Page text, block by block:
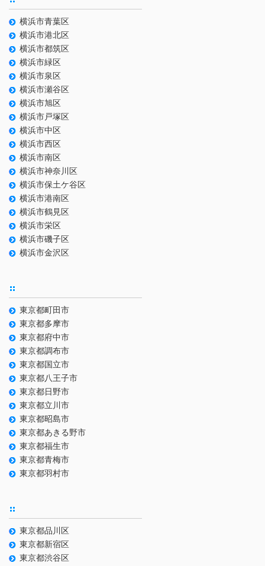
横浜市青葉区
横浜市港北区
横浜市都筑区
横浜市緑区
横浜市泉区
横浜市瀬谷区
横浜市旭区
横浜市戸塚区
横浜市中区
横浜市西区
横浜市南区
横浜市神奈川区
横浜市保土ケ谷区
横浜市港南区
横浜市鶴見区
横浜市栄区
横浜市磯子区
横浜市金沢区
東京都町田市
東京都多摩市
東京都府中市
東京都調布市
東京都国立市
東京都八王子市
東京都日野市
東京都立川市
東京都昭島市
東京都あきる野市
東京都福生市
東京都青梅市
東京都羽村市
東京都品川区
東京都新宿区
東京都渋谷区